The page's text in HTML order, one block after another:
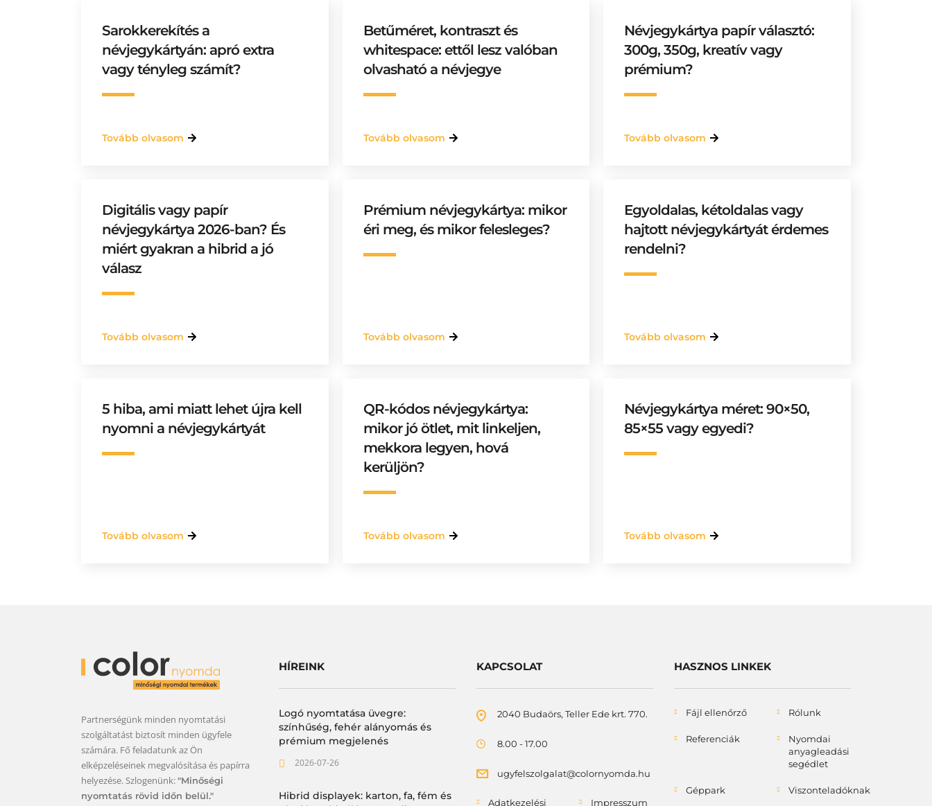
Sarokkerekítés a
névjegykártyán: apró extra
vagy tényleg számít?
Tovább olvasom
Betűméret, kontraszt és
whitespace: ettől lesz valóban
olvasható a névjegye
Tovább olvasom
Névjegykártya papír választó:
300g, 350g, kreatív vagy
prémium?
Tovább olvasom
Digitális vagy papír
névjegykártya 2026-ban? És
miért gyakran a hibrid a jó
válasz
Tovább olvasom
Prémium névjegykártya: mikor
éri meg, és mikor felesleges?
Tovább olvasom
Egyoldalas, kétoldalas vagy
hajtott névjegykártyát érdemes
rendelni?
Tovább olvasom
5 hiba, ami miatt lehet újra kell
nyomni a névjegykártyát
Tovább olvasom
QR-kódos névjegykártya:
mikor jó ötlet, mit linkeljen,
mekkora legyen, hová
kerüljön?
Tovább olvasom
Névjegykártya méret: 90×50,
85×55 vagy egyedi?
Tovább olvasom
Partnerségünk minden nyomtatási
szolgáltatást biztosít minden ügyfele
számára. Fő feladatunk az Ön
elképzeléseinek megvalósítása és papírra
helyezése. Szlogenünk:"Minőségi
nyomtatás rövid időn belül."
HÍREINK
Logó nyomtatása üvegre:
színhűség, fehér alányomás és
prémium megjelenés
2026-07-26
Hibrid displayek: karton, fa, fém és
KAPCSOLAT
2040 Budaörs, Teller Ede krt. 770.
8.00 - 17.00
ugyfelszolgalat@colornyomda.hu
Adatkezelési Impresszum
HASZNOS LINKEK
Fájl ellenőrző Rólunk
Referenciák
Nyomdai
anyagleadási
segédlet
Géppark Viszonteladóknak